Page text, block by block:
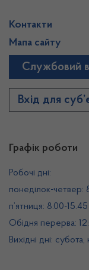
Графік роботи
Робочі дні:
понеділок-четвер:
п’ятниця: 8.00-15.45
Обідня перерва:
Вихідні дні: субота,
Контакти
Мапа сайту
Службовий
Вхід для